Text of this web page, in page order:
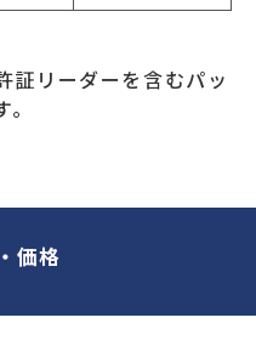
リーダーを含むパッ
価格